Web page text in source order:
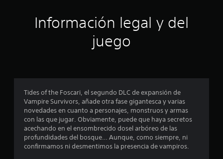
t
l
l
a
s
o
t
P
e
d
e
s
j
u
g
Información legal y del
juego
Tides of the Foscari, el segundo DLC de expansión de
Vampire Survivors, añade otra fase gigantesca y varias
novedades en cuanto a personajes, monstruos y armas
con las que jugar. Obviamente, puede que haya secretos
acechando en el ensombrecido dosel arbóreo de las
profundidades del bosque… Aunque, como siempre, ni
confirmamos ni desmentimos la presencia de vampiros.